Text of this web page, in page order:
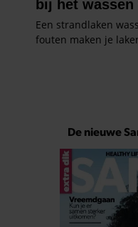
De nieuwe